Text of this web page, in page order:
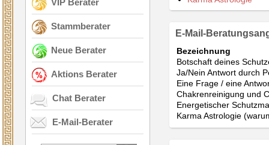
VIP Berater
Stammberater
Neue Berater
Aktions Berater
Chat Berater
E-Mail-Berater
E-Mail-
Bezeichnung
Botschaft deines
Ja/Nein Antwort durch
Eine Frage / eine
Chakrenreinigung und
Energetischer
Karma Astrologie